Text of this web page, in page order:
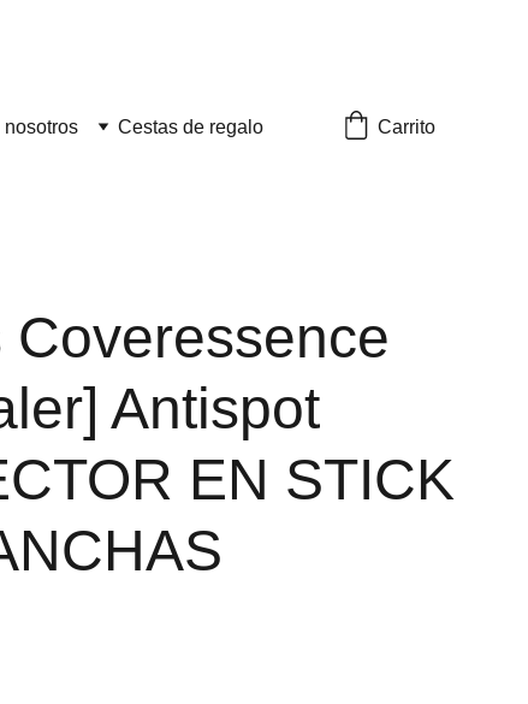
nosotros Cestas de regalo Carrito
Coveressence
Antispot
EN STICK